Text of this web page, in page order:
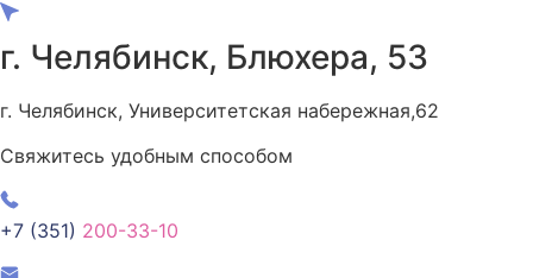
Перейти
содержимому
г. Челябинск, Блюхера, 53
г. Челябинск, Университетская набережная,62
Свяжитесь удобным способом
+7 (351) 200-33-10